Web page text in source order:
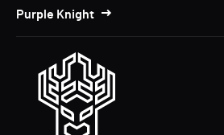
Purple Knight